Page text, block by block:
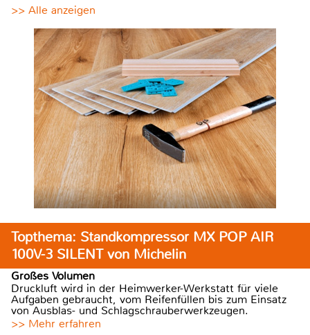
>> Alle anzeigen
Topthema: Standkompressor MX POP AIR
100V-3 SILENT von Michelin
Großes Volumen
Druckluft wird in der Heimwerker-Werkstatt für viele
Aufgaben gebraucht, vom Reifenfüllen bis zum Einsatz
von Ausblas- und Schlagschrauberwerkzeugen.
>> Mehr erfahren